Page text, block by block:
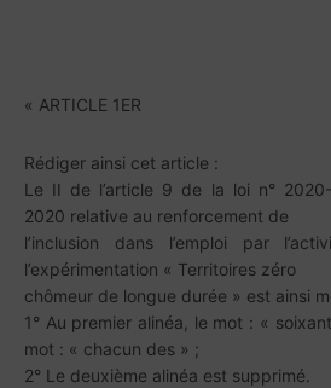
« ARTICLE 1ER
Rédiger ainsi cet article :
Le II de l’article 9 de la loi n°
2020 relative au renforcement de
l’inclusion dans l’emploi par
l’expérimentation « Territoires zéro
chômeur de longue durée » est ainsi
1° Au premier alinéa, le mot : «
mot : « chacun des » ;
2° Le deuxième alinéa est supprimé.